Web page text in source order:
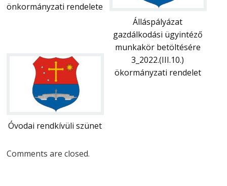
önkormányzati rendelete
Álláspályázat
gazdálkodási ügyintéző
munkakör betöltésére
Óvodai rendkívüli szünet
3_2022.(III.10.)
ökormányzati rendelet
Comments are closed.